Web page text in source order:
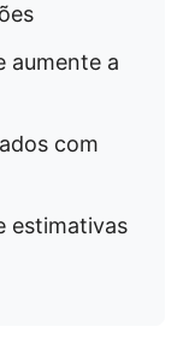
aumente a
com
estimativas